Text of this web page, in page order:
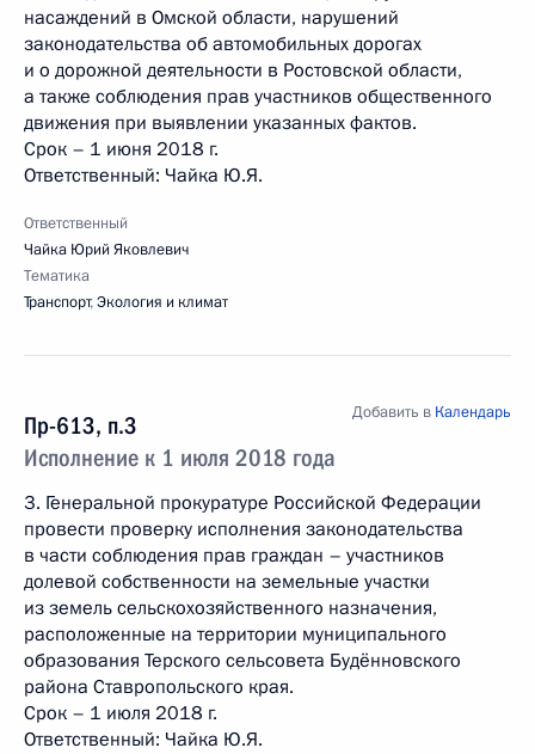
насаждений в Омской области, нарушений
законодательства об автомобильных дорогах
и о дорожной деятельности в Ростовской области,
а также соблюдения прав участников общественного
движения при выявлении указанных фактов.
Срок – 1 июня 2018 г.
Ответственный: Чайка Ю.Я.
Ответственный
Чайка Юрий Яковлевич
Тематика
Транспорт,Экология и климат
Пр-613, п.3
Исполнение к 1 июля 2018 года
Добавить в Календарь
3. Генеральной прокуратуре Российской Федерации
провести проверку исполнения законодательства
в части соблюдения прав граждан – участников
долевой собственности на земельные участки
из земель сельскохозяйственного назначения,
расположенные на территории муниципального
образования Терского сельсовета Будённовского
района Ставропольского края.
Срок – 1 июля 2018 г.
Ответственный: Чайка Ю.Я.